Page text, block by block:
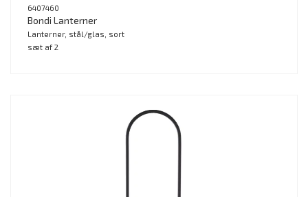
6407460
Bondi Lanterner
Lanterner, stål/glas, sort
sæt af 2